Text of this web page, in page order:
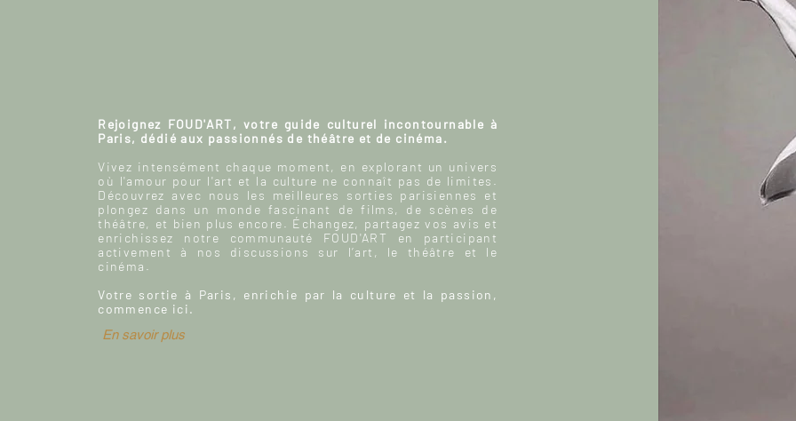
Rejoignez FOUD'ART, votre guide culturel incontournable à
Paris, dédié aux passionnés de théâtre et de cinéma.
Vivez intensément chaque moment, en explorant un univers
où l'amour pour l'art et la culture ne connaît pas de limites.
Découvrez avec nous les meilleures sorties parisiennes et
plongez dans un monde fascinant de films, de scènes de
théâtre, et bien plus encore. Échangez, partagez vos avis et
enrichissez notre communauté FOUD'ART en participant
activement à nos discussions sur l’art, le théâtre et le
cinéma.
Votre sortie à Paris, enrichie par la culture et la passion,
commence ici.
En savoir plus